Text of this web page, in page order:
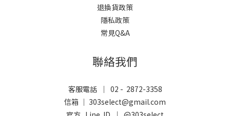
退換貨政策
隱私政策
常見Q&A
聯絡我們
客服電話 ｜ 02 - 2872-3358
信箱 ｜ 303select@gmail.com